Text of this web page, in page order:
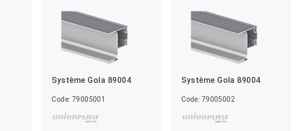
Système Gola 89004
Code: 79005001
Système Gola 89004
Code: 79005002